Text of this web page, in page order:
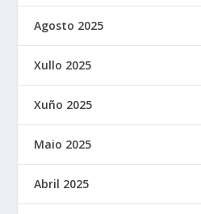
Agosto 2025
Xullo 2025
Xuño 2025
Maio 2025
Abril 2025